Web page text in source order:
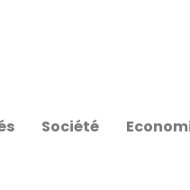
Société